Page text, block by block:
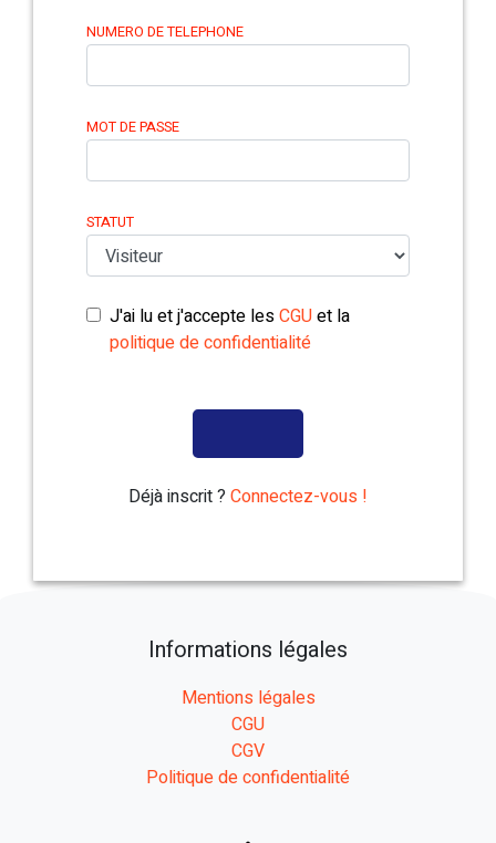
NUMERO DE TELEPHONE
MOT DE PASSE
STATUT
J'ai lu et j'accepte lesCGUet la
politique de confidentialité
Déjà inscrit ? Connectez-vous !
Informations légales
Mentions légales
CGU
CGV
Politique de confidentialité